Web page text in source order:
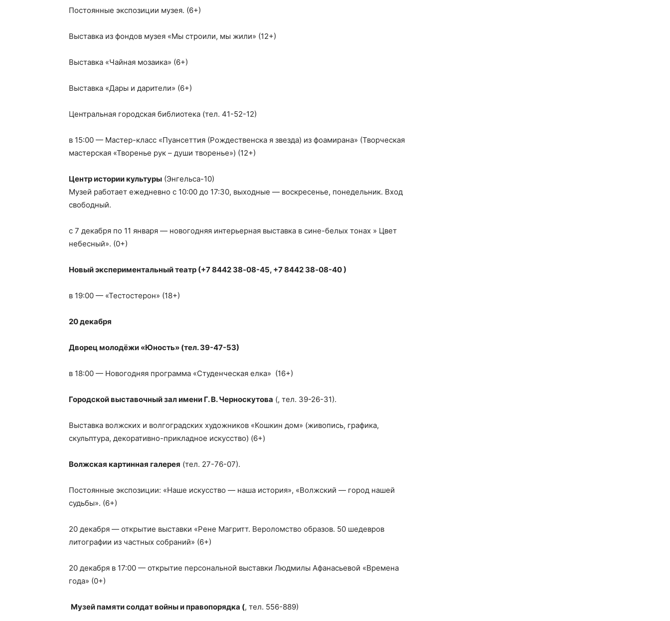
Постоянные экспозиции музея. (6+)
Выставка из фондов музея «Мы строили, мы жили» (12+)
Выставка «Чайная мозаика» (6+)
Выставка «Дары и дарители» (6+)
Центральная городская библиотека (тел. 41-52-12)
в 15:00 — Мастер-класс «Пуансеттия (Рождественска я звезда) из фоамирана» (Творческая
мастерская «Творенье рук – души творенье») (12+)
Центр истории культуры (Энгельса-10)
Музей работает ежедневно с 10:00 до 17:30, выходные — воскресенье, понедельник. Вход
свободный.
с 7 декабря по 11 января — новогодняя интерьерная выставка в сине-белых тонах » Цвет
небесный». (0+)
Новый экспериментальный театр (+7 8442 38‑08-45, +7 8442 38‑08-40 )
в 19:00 — «Тестостерон» (18+)
20 декабря
Дворец молодёжи «Юность» (тел. 39-47-53)
в 18:00 — Новогодняя программа «Студенческая елка» (16+)
Городской выставочный зал имени Г. В. Черноскутова (, тел. 39-26-31).
Выставка волжских и волгоградских художников «Кошкин дом» (живопись, графика,
скульптура, декоративно-прикладное искусство) (6+)
Волжская картинная галерея (тел. 27-76-07).
Постоянные экспозиции: «Наше искусство — наша история», «Волжский — город нашей
судьбы». (6+)
20 декабря — открытие выставки «Рене Магритт. Вероломство образов. 50 шедевров
литографии из частных собраний» (6+)
20 декабря в 17:00 — открытие персональной выставки Людмилы Афанасьевой «Времена
года» (0+)
Музей памяти солдат войны и правопорядка (, тел. 556-889)